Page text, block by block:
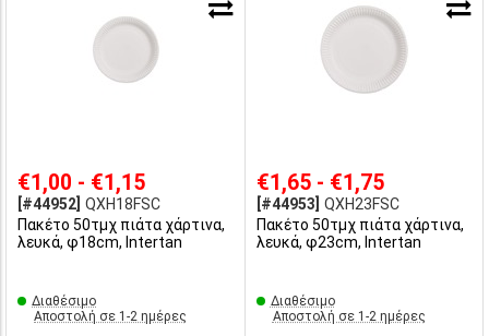
€1,00 - €1,15
[#44952] QXH18FSC
Πακέτο 50τμχ πιάτα χάρτινα,
λευκά, φ18cm, Intertan
Διαθέσιμο
Αποστολή σε 1-2 ημέρες
€1,65 - €1,75
[#44953] QXH23FSC
Πακέτο 50τμχ πιάτα χάρτινα,
λευκά, φ23cm, Intertan
Διαθέσιμο
Αποστολή σε 1-2 ημέρες